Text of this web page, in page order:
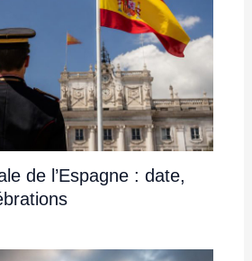
de l’Espagne : date,